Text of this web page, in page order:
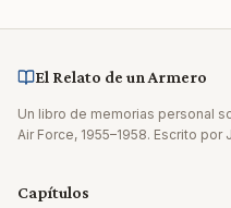
El Relato de un Armero
Un libro de memorias personal
Air Force, 1955–1958. Escrito por
Capítulos